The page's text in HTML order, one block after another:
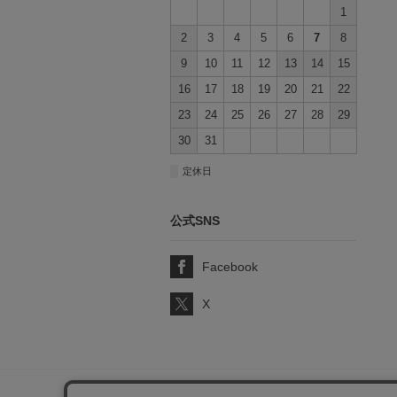
1
2
3 4 5 6 7
8
9
10 11 12 13 14
15
16
17 18 19 20 21
22
23
24 25 26 27 28
29
30
31
定休日
公式SNS
Facebook
X